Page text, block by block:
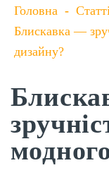
Головна -
Блискавка —
дизайну?